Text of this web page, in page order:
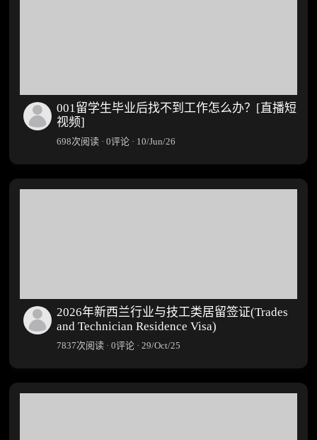
001留学生毕业后找不到工作怎么办？[直播短
视频]
698次阅读 · 0评论 · 10/Jun/26
2026年新西兰行业与技工类居留签证(Trades
and Technician Residence Visa)
7837次阅读 · 0评论 · 29/Oct/25